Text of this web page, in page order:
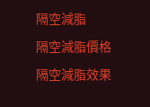
隔空減脂
隔空減脂價格
隔空減脂效果